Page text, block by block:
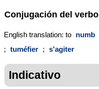
Conjugación del verbo
English translation: to numb
; tuméfier ; s'agiter
Indicativo